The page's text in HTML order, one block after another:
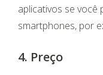
aplicativos se você
smartphones, por
4. Preço